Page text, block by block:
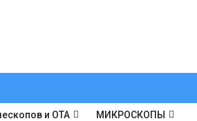
и ОТА МИКРОСКОПЫ